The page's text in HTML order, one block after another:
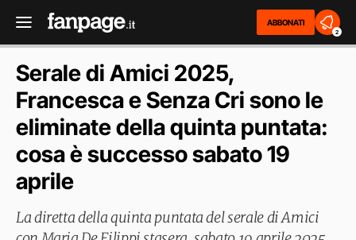
ABBONATI
2
Serale di Amici 2025,
Francesca e Senza Cri sono le
eliminate della quinta puntata:
cosa è successo sabato 19
aprile
La diretta della quinta puntata del serale di Amici